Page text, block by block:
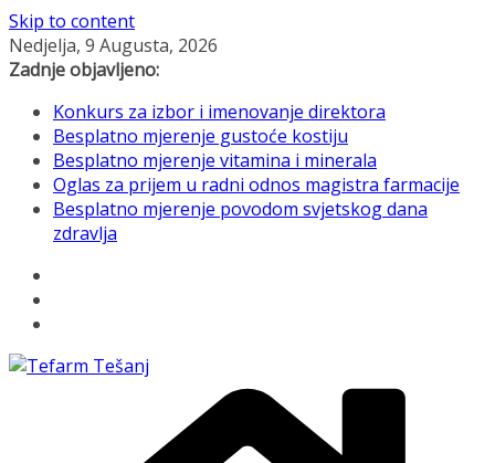
Skip to content
Nedjelja, 9 Augusta, 2026
Zadnje objavljeno:
Konkurs za izbor i imenovanje direktora
Besplatno mjerenje gustoće kostiju
Besplatno mjerenje vitamina i minerala
Oglas za prijem u radni odnos magistra farmacije
Besplatno mjerenje povodom svjetskog dana
zdravlja